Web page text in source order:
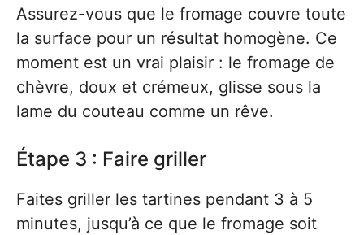
Assurez-vous que le fromage couvre toute
la surface pour un résultat homogène. Ce
moment est un vrai plaisir : le fromage de
chèvre, doux et crémeux, glisse sous la
lame du couteau comme un rêve.
Étape 3 : Faire griller
Faites griller les tartines pendant 3 à 5
minutes, jusqu’à ce que le fromage soit